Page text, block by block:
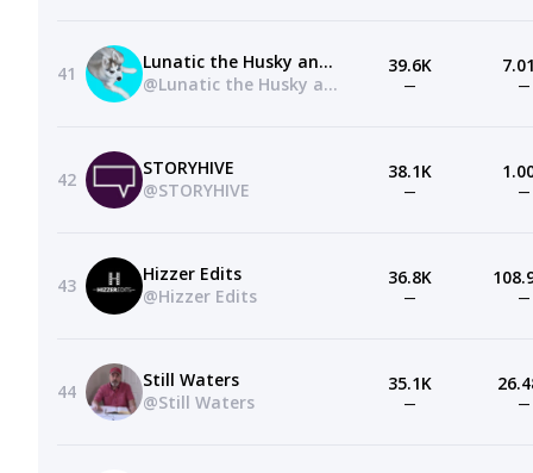
41
Lunatic the Husky and April
@Lunatic the Husky and April
39.6K
— —
42
STORYHIVE
@STORYHIVE
38.1K
— —
43
Hizzer Edits
@Hizzer Edits
36.8K
— —
44
Still Waters
@Still Waters
35.1K
— —